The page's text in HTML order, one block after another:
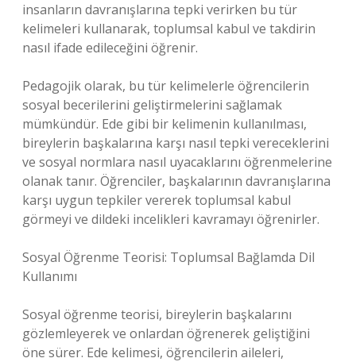
insanların davranışlarına tepki verirken bu tür
kelimeleri kullanarak, toplumsal kabul ve takdirin
nasıl ifade edileceğini öğrenir.
Pedagojik olarak, bu tür kelimelerle öğrencilerin
sosyal becerilerini geliştirmelerini sağlamak
mümkündür. Ede gibi bir kelimenin kullanılması,
bireylerin başkalarına karşı nasıl tepki vereceklerini
ve sosyal normlara nasıl uyacaklarını öğrenmelerine
olanak tanır. Öğrenciler, başkalarının davranışlarına
karşı uygun tepkiler vererek toplumsal kabul
görmeyi ve dildeki incelikleri kavramayı öğrenirler.
Sosyal Öğrenme Teorisi: Toplumsal Bağlamda Dil
Kullanımı
Sosyal öğrenme teorisi, bireylerin başkalarını
gözlemleyerek ve onlardan öğrenerek geliştiğini
öne sürer. Ede kelimesi, öğrencilerin aileleri,